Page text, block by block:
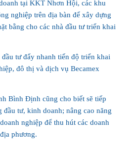
tại KKT Nhơn Hội, các khu
nghiệp trên địa bàn để xây dựng
bằng cho các nhà đầu tư triển khai
tư đẩy nhanh tiến độ triển khai
đô thị và dịch vụ Becamex
Bình Định cũng cho biết sẽ tiếp
đầu tư, kinh doanh; nâng cao năng
nghiệp để thu hút các doanh
phương.